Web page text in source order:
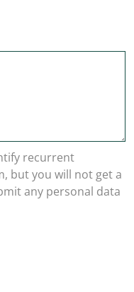
recurrent
but you will not get a
any personal data